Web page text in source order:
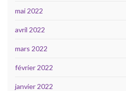
mai 2022
avril 2022
mars 2022
février 2022
janvier 2022